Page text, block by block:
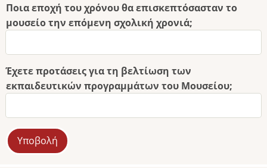
Ποια εποχή του χρόνου θα επισκεπτόσασταν το
μουσείο την επόμενη σχολική χρονιά;
Έχετε προτάσεις για τη βελτίωση των
εκπαιδευτικών προγραμμάτων του Μουσείου;